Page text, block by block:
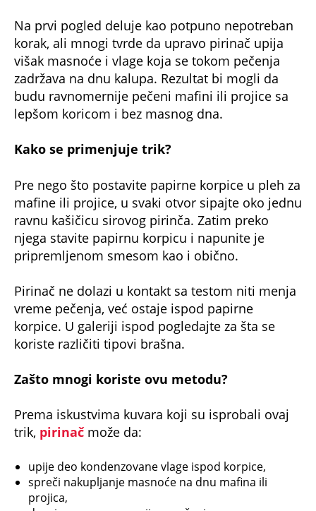
Na prvi pogled deluje kao potpuno nepotreban
korak, ali mnogi tvrde da upravo pirinač upija
višak masnoće i vlage koja se tokom pečenja
zadržava na dnu kalupa. Rezultat bi mogli da
budu ravnomernije pečeni mafini ili projice sa
lepšom koricom i bez masnog dna.
Kako se primenjuje trik?
Pre nego što postavite papirne korpice u pleh za
mafine ili projice, u svaki otvor sipajte oko jednu
ravnu kašičicu sirovog pirinča. Zatim preko
njega stavite papirnu korpicu i napunite je
pripremljenom smesom kao i obično.
Pirinač ne dolazi u kontakt sa testom niti menja
vreme pečenja, već ostaje ispod papirne
korpice. U galeriji ispod pogledajte za šta se
koriste različiti tipovi brašna.
Zašto mnogi koriste ovu metodu?
Prema iskustvima kuvara koji su isprobali ovaj
trik, pirinač može da:
upije deo kondenzovane vlage ispod korpice,
spreči nakupljanje masnoće na dnu mafina ili
projica,